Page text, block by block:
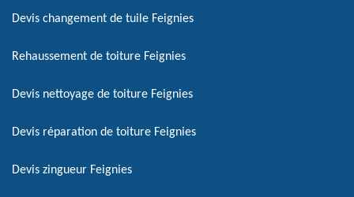
Devis changement de tuile Feignies
Rehaussement de toiture Feignies
Devis nettoyage de toiture Feignies
Devis réparation de toiture Feignies
Devis zingueur Feignies